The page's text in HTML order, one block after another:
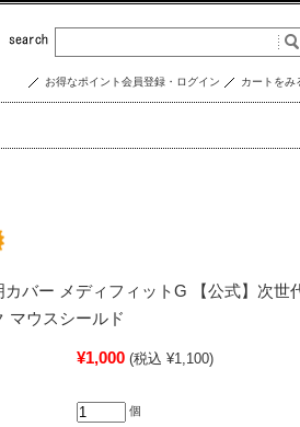
お得なポイント会員登録・ログイン カートをみ
カバー メディフィットG 【公式】次世
マウスシールド
¥1,000 (税込 ¥1,100)
個